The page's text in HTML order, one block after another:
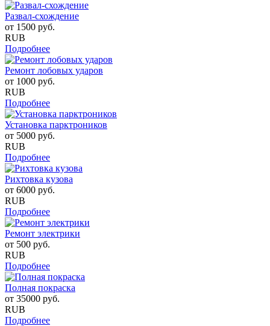
Развал-схождение
от 1500 руб.
RUB
Подробнее
Ремонт лобовых ударов
от 1000 руб.
RUB
Подробнее
Установка парктроников
от 5000 руб.
RUB
Подробнее
Рихтовка кузова
от 6000 руб.
RUB
Подробнее
Ремонт электрики
от 500 руб.
RUB
Подробнее
Полная покраска
от 35000 руб.
RUB
Подробнее